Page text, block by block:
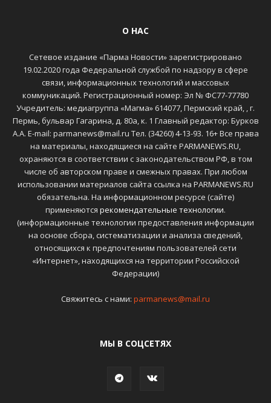
О НАС
Сетевое издание «Парма Новости» зарегистрировано
19.02.2020 года Федеральной службой по надзору в сфере
связи, информационных технологий и массовых
коммуникаций. Регистрационный номер: Эл № ФС77-77780
Учредитель: медиагруппа «Магма» 614077, Пермский край, , г.
Пермь, бульвар Гагарина, д. 80а, к. 1 Главный редактор: Бурков
А.А. E-mail: parmanews@mail.ru Тел. (34260) 4-13-93. 16+ Все права
на материалы, находящиеся на сайте PARMANEWS.RU,
охраняются в соответствии с законодательством РФ, в том
числе об авторском праве и смежных правах. При любом
использовании материалов сайта ссылка на PARMANEWS.RU
обязательна. На информационном ресурсе (сайте)
применяются рекомендательные технологии.
(информационные технологии предоставления информации
на основе сбора, систематизации и анализа сведений,
относящихся к предпочтениям пользователей сети
«Интернет», находящихся на территории Российской
Федерации)
Свяжитесь с нами: parmanews@mail.ru
МЫ В СОЦСЕТЯХ